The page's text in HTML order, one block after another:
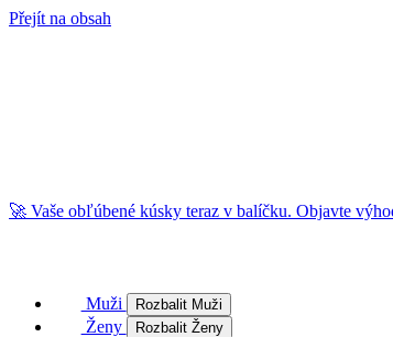
Přejít na obsah
🚀 Vaše obľúbené kúsky teraz v balíčku. Objavte
Muži Rozbalit Muži
Ženy Rozbalit Ženy